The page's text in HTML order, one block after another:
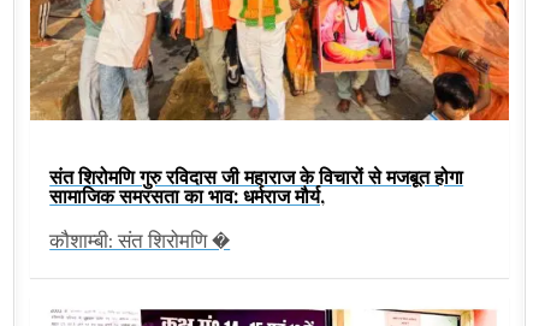
संत शिरोमणि गुरु रविदास जी महाराज के विचारों से मजबूत होगा
सामाजिक समरसता का भाव: धर्मराज मौर्य,
कौशाम्बी: संत शिरोमणि �